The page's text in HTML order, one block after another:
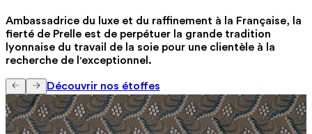
Ambassadrice du luxe et du raffinement à la Française, la
fierté de Prelle est de perpétuer la grande tradition
lyonnaise du travail de la soie pour une clientèle à la
recherche de l'exceptionnel.
Découvrir nos étoffes